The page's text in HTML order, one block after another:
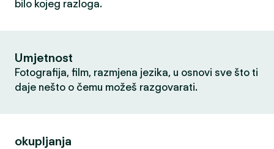
bilo kojeg razloga.
Umjetnost
Fotografija, film, razmjena jezika, u osnovi sve što ti
daje nešto o čemu možeš razgovarati.
okupljanja